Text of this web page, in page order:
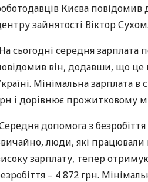
Києва повідомив
зайнятості Віктор
сьогодні середня зарплата
він, додавши, що це
Мінімальна зарплата в
і дорівнює прожитковому
допомога з
люди, які працювали
зарплату, тепер
– 4 872 грн.